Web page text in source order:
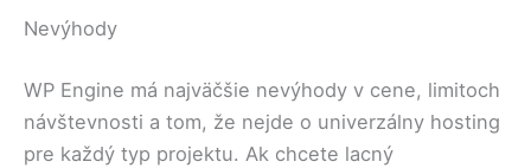
Nevýhody
WP Engine má najväčšie nevýhody v cene, limitoch
návštevnosti a tom, že nejde o univerzálny hosting
pre každý typ projektu. Ak chcete lacný